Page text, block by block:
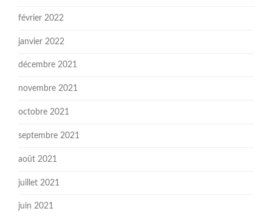
février 2022
janvier 2022
décembre 2021
novembre 2021
octobre 2021
septembre 2021
août 2021
juillet 2021
juin 2021